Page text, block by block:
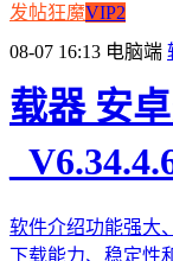
发帖狂魔VIP2
08-07 16:13 电脑端
载器 安
软件介绍功能强大
下载能力、稳定性